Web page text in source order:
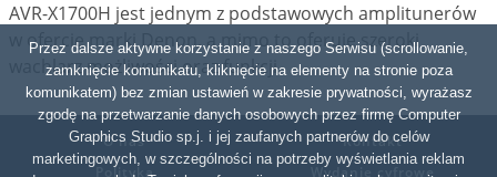
AVR-X1700H jest jednym z podstawowych amplitunerów
w ofercie marki Denon, a mimo to oferuje szeroki
wachlarz możliwości oraz funkcji.
O nas
Polityka
Kontakt
Wydanie cyfrowe
Przez dalsze aktywne korzystanie z naszego Serwisu (scrollowanie,
zamknięcie komunikatu, kliknięcie na elementy na stronie poza
komunikatem) bez zmian ustawień w zakresie prywatności, wyrażasz
zgodę na przetwarzanie danych osobowych przez firmę Computer
Graphics Studio sp.j. i jej zaufanych partnerów do celów
marketingowych, w szczególności na potrzeby wyświetlania reklam